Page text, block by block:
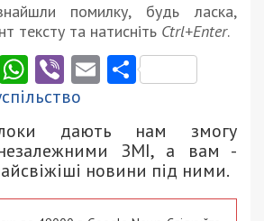
помилку, будь ласка,
тексту та натисніть Ctrl+Enter.
Twitter
WhatsApp
ViberEmail
дають нам змогу
ЗМІ, а вам -
новини під ними.